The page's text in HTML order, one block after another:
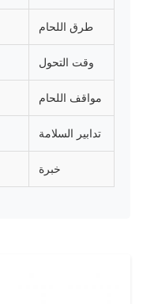
طرق اللحام
وقت التحول
مواقف اللحام
تدابير السلامة
خبرة